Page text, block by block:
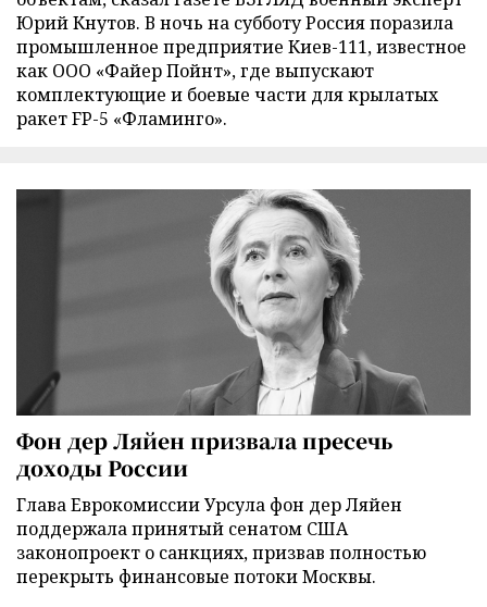
Юрий Кнутов. В ночь на субботу Россия поразила
промышленное предприятие Киев-111, известное
как ООО «Файер Пойнт», где выпускают
комплектующие и боевые части для крылатых
ракет FP-5 «Фламинго».
Фон дер Ляйен призвала пресечь
доходы России
Глава Еврокомиссии Урсула фон дер Ляйен
поддержала принятый сенатом США
законопроект о санкциях, призвав полностью
перекрыть финансовые потоки Москвы.